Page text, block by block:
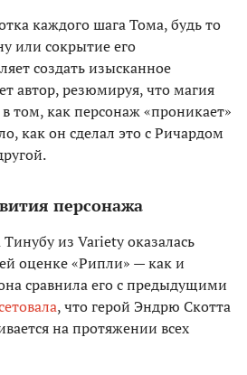
каждого шага Тома, будь то
или сокрытие его
создать изысканное
автор, резюмируя, что магия
том, как персонаж «проникает»
как он сделал это с Ричардом
персонажа
из Variety оказалась
оценке «Рипли» — как и
сравнила его с предыдущими
, что герой Эндрю Скотта
на протяжении всех